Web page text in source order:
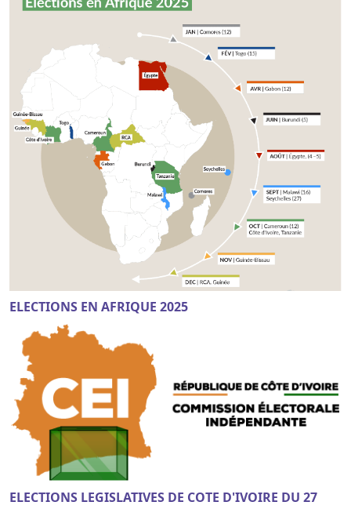
ELECTIONS EN AFRIQUE 2025
ELECTIONS LEGISLATIVES DE COTE D'IVOIRE DU 27